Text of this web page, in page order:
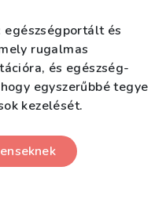
egészségportált és
rugalmas
és egészség-
egyszerűbbé tegye
kezelését.